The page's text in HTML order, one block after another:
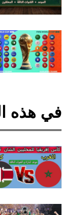
في هذه